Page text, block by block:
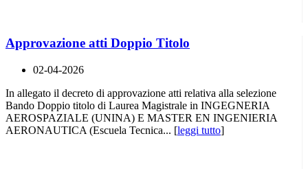
Approvazione atti Doppio Titolo
02-04-2026
In allegato il decreto di approvazione atti relativa alla selezione
Bando Doppio titolo di Laurea Magistrale in INGEGNERIA
AEROSPAZIALE (UNINA) E MASTER EN INGENIERIA
AERONAUTICA (Escuela Tecnica... [leggi tutto]